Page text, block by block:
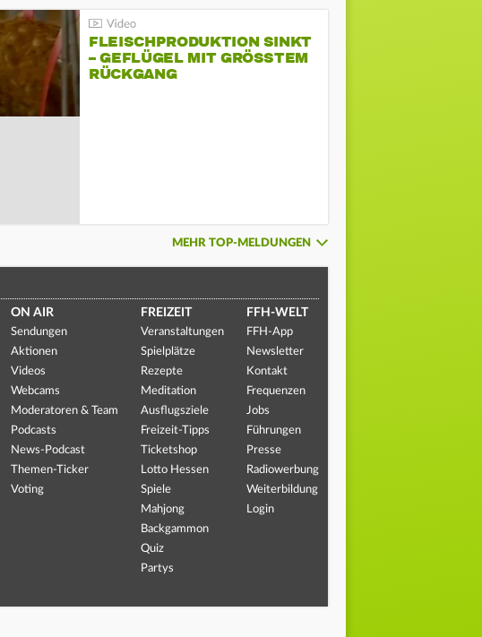
FLEISCHPRODUKTION SINKT
– GEFLÜGEL MIT GRÖSSTEM R
ÜCKGANG
MEHR TOP-MELDUNGEN
ON AIR
Sendungen
Aktionen
Videos
Webcams
Moderatoren & Team
Podcasts
News-Podcast
Themen-Ticker
Voting
FREIZEIT
Veranstaltungen
Spielplätze
Rezepte
Meditation
Ausflugsziele
Freizeit-Tipps
Ticketshop
Lotto Hessen
Spiele
Mahjong
Backgammon
Quiz
Partys
FFH-WELT
FFH-App
Newsletter
Kontakt
Frequenzen
Jobs
Führungen
Presse
Radiowerbung
Weiterbildung
Login